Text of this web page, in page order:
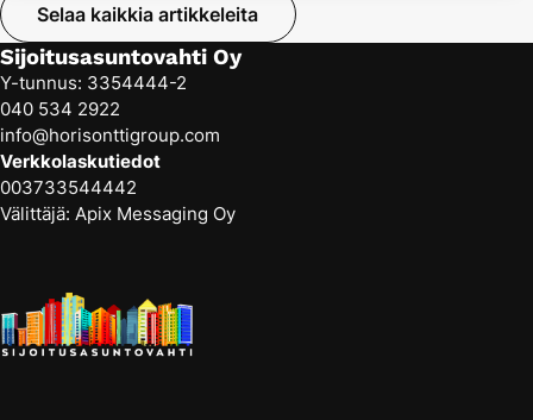
Selaa kaikkia artikkeleita
Sijoitusasuntovahti Oy
Y-tunnus: 3354444-2
040 534 2922
info@horisonttigroup.com
Verkkolaskutiedot
003733544442
Välittäjä: Apix Messaging Oy